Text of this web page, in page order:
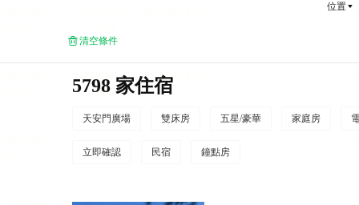
位置
清空條件
5798 家住宿
天安門廣場 雙床房 五星/豪華 家庭房
立即確認 民宿 鐘點房